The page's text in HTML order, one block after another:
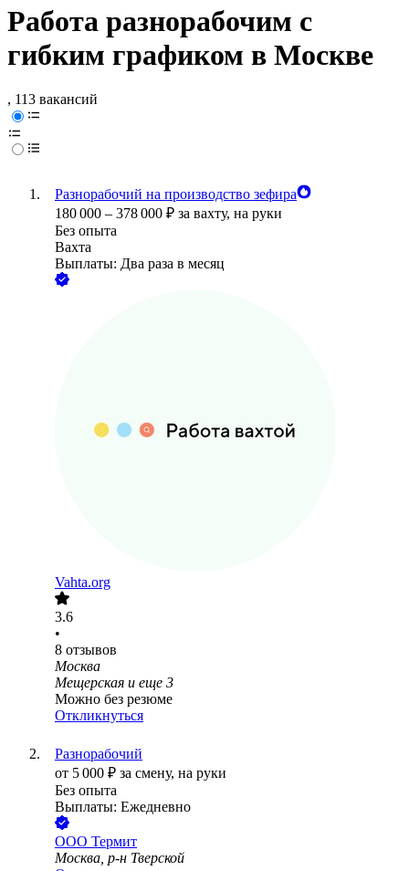
Работа разнорабочим с
гибким графиком в Москве
, 113 вакансий
Разнорабочий на производство зефира
180 000 – 378 000 ₽ за вахту, на руки
Без опыта
Вахта
Выплаты: Два раза в месяц
Vahta.org
3.6
•
8 отзывов
Москва
Мещерская и еще 3
Можно без резюме
Откликнуться
Разнорабочий
от 5 000 ₽ за смену, на руки
Без опыта
Выплаты: Ежедневно
ООО Термит
Москва, р-н Тверской